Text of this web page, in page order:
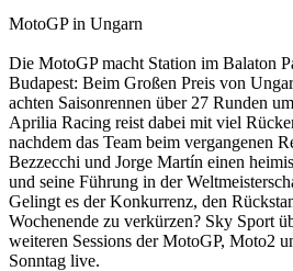
MotoGP in Ungarn
Die MotoGP macht Station im Balaton
Budapest: Beim Großen Preis von
achten Saisonrennen über 27 Runden
Aprilia Racing reist dabei mit viel
nachdem das Team beim vergangenen
Bezzecchi und Jorge Martín einen
und seine Führung in der
Gelingt es der Konkurrenz, den
Wochenende zu verkürzen? Sky Sport
weiteren Sessions der MotoGP, Moto2
Sonntag live.